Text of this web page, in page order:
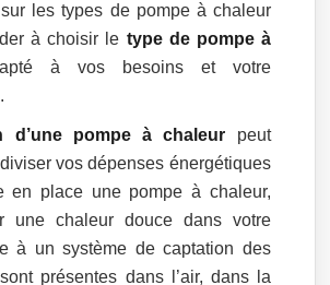
les types de pompe à chaleur
à choisir le type de pompe à
à vos besoins et votre
d’une pompe à chaleur peut
vos dépenses énergétiques
en place une pompe à chaleur,
une chaleur douce dans votre
à un système de captation des
présentes dans l’air, dans la